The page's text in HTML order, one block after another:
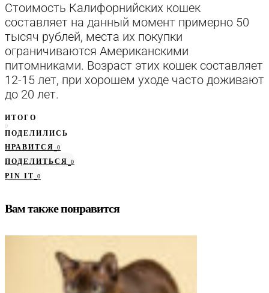
Стоимость Калифорнийских кошек
составляет на данный момент примерно 50
тысяч рублей, места их покупки
ограничиваются Американскими
питомниками. Возраст этих кошек составляет
12-15 лет, при хорошем уходе часто доживают
до 20 лет.
ИТОГО
0
ПОДЕЛИЛИСЬ
НРАВИТСЯ
0
ПОДЕЛИТЬСЯ 0
PIN IT 0
Вам также понравится